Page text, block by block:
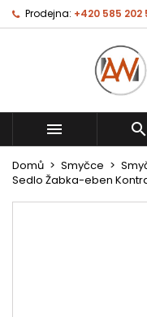
Prodejna: +420 585 202
 
Domů Smyčce
Sedlo Žabka-eben